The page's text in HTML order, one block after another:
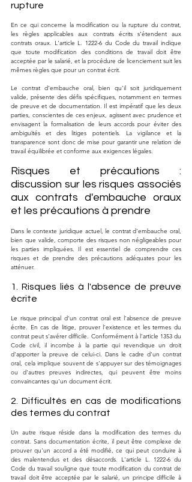
rupture
En ce qui concerne la modification ou la rupture du contrat,
les règles applicables aux contrats écrits s'étendent aux
contrats oraux. L'article L. 1222-6 du Code du travail indique
que toute modification des conditions de travail doit être
acceptée par le salarié, et la procédure de licenciement suit les
mêmes règles que pour un contrat écrit.
Le contrat d'embauche oral, bien qu'il soit juridiquement
valide, présente des défis spécifiques, notamment en termes
de preuve et de documentation. Il est impératif que les deux
parties, conscientes de ces enjeux, agissent avec prudence et
envisagent la formalisation de leurs accords pour éviter des
ambiguïtés et des litiges potentiels. La vigilance et la
transparence sont donc de mise pour garantir une relation de
travail équilibrée et conforme aux exigences légales.
Risques et précautions :
discussion sur les risques associés
aux contrats d'embauche oraux
et les précautions à prendre
Dans le contexte juridique actuel, le contrat d'embauche oral,
bien que valide, comporte des risques non négligeables pour
les parties impliquées. Il est essentiel de comprendre ces
risques et de prendre des précautions adéquates pour les
atténuer.
1. Risques liés à l'absence de preuve
écrite
Le risque principal d'un contrat oral est l'absence de preuve
écrite. En cas de litige, prouver l'existence et les termes du
contrat peut s'avérer difficile. Conformément à l'article 1353 du
Code civil, il incombe à la partie qui revendique un droit
d'apporter la preuve de celui-ci. Dans le cadre d'un contrat
oral, cela implique souvent de s'appuyer sur des témoignages
ou d'autres preuves indirectes, qui peuvent être moins
convaincantes qu'un document écrit.
2. Difficultés en cas de modifications
des termes du contrat
Un autre risque réside dans la modification des termes du
contrat. Sans documentation écrite, il peut être complexe de
prouver qu'un accord a été modifié, ce qui peut conduire à
des malentendus et des désaccords. L'article L. 1222-6 du
Code du travail souligne que toute modification du contrat de
travail doit être acceptée par le salarié, un principe difficile à